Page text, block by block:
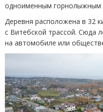
одноименным горнолыжным
Деревня расположена в 32
с Витебской трассой. Сюда
на автомобиле или